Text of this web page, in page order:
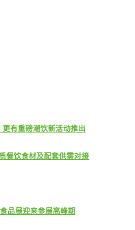
有重磅潮饮新活动推出
餐饮食材及配套供需对接
品展迎来参展高峰期